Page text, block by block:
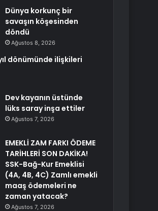
Dünya korkunç bir
savaşın köşesinden
döndü
Ağustos 8, 2026
dönümünde ilişkileri
Dev kayanın üstünde
lüks saray inşa ettiler
Ağustos 7, 2026
EMEKLİ ZAM FARKI ÖDEME
TARİHLERİ SON DAKİKA!
SSK-Bağ-Kur Emeklisi
(4A, 4B, 4C) Zamlı emekli
maaş ödemeleri ne
zaman yatacak?
Ağustos 7, 2026